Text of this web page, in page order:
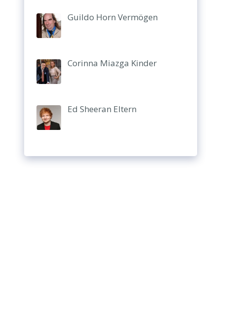
Guildo Horn Vermögen
Corinna Miazga Kinder
Ed Sheeran Eltern